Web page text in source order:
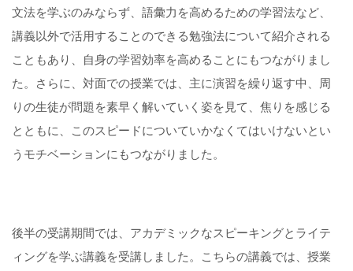
文法を学ぶのみならず、語彙力を高めるための学習法など、
講義以外で活用することのできる勉強法について紹介される
こともあり、自身の学習効率を高めることにもつながりまし
た。さらに、対面での授業では、主に演習を繰り返す中、周
りの生徒が問題を素早く解いていく姿を見て、焦りを感じる
とともに、このスピードについていかなくてはいけないとい
うモチベーションにもつながりました。
後半の受講期間では、アカデミックなスピーキングとライテ
ィングを学ぶ講義を受講しました。こちらの講義では、授業